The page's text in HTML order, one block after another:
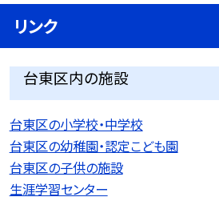
リンク
台東区内の施設
台東区の小学校・中学校
台東区の幼稚園・認定こども園
台東区の子供の施設
生涯学習センター